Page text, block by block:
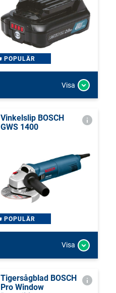
POPULÄR
Visa
Vinkelslip BOSCH
GWS 1400
POPULÄR
Visa
Tigersågblad BOSCH
Pro Window